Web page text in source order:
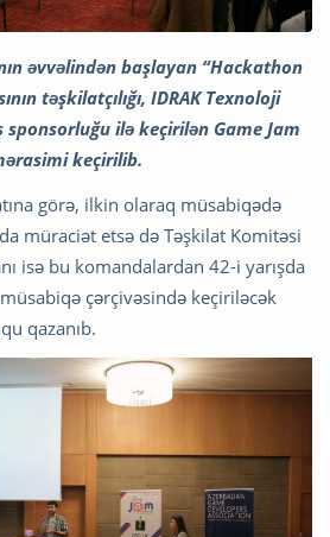
əvvəlindən başlayan “Hackathon
təşkilatçılığı, IDRAK Texnoloji
ilə keçirilən Game Jam
keçirilib.
görə, ilkin olaraq müsabiqədə
müraciət etsə də Təşkilat Komitəsi
isə bu komandalardan 42-i yarışda
çərçivəsində keçiriləcək
qazanıb.